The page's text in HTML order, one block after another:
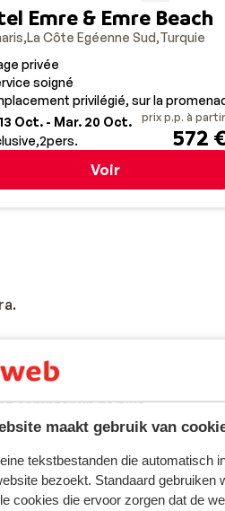
maakt gebruik van
tekstbestanden die automatisch
bezoekt. Standaard gebruiken
cookies die ervoor zorgen dat de
Emre & Emre Beach
La Côte Egéenne Sud Turquie
privée
soigné
privilégié, sur la
Oct. - Mar. 20 Oct.
2pers.
prix p.p. à
572
Voir
de différence entre l'été et
compter 2h de plus.
le turque. L’anglais et